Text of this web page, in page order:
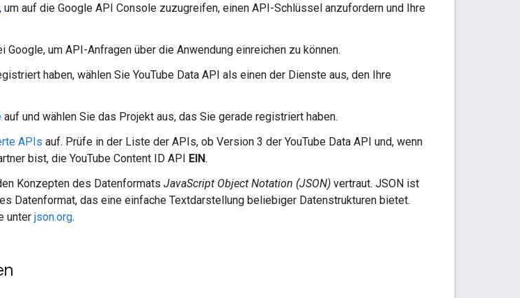
, um auf die Google API Console zuzugreifen, einen API-Schlüssel anzufordern und Ihre
Google, um API-Anfragen über die Anwendung einreichen zu können.
haben, wählen Sie YouTube Data API als einen der Dienste aus, den Ihre
auf und wählen Sie das Projekt aus, das Sie gerade registriert haben.
APIs auf. Prüfe in der Liste der APIs, ob Version 3 der YouTube Data API und, wenn
bist, die YouTube Content ID API EIN.
Konzepten des Datenformats JavaScript Object Notation (JSON) vertraut. JSON ist
Datenformat, das eine einfache Textdarstellung beliebiger Datenstrukturen bietet.
unter json.org.